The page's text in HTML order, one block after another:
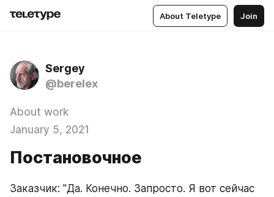
About Teletype Join
Sergey
@berelex
About work
January 5, 2021
Постановочное
Заказчик: "Да. Конечно. Запросто. Я вот сейчас